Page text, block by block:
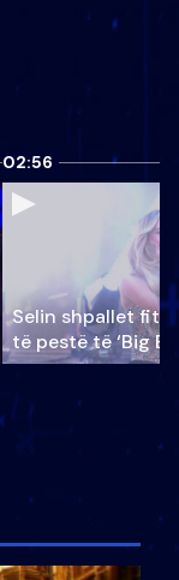
02:56
Selin shpallet
të pestë të ‘Big